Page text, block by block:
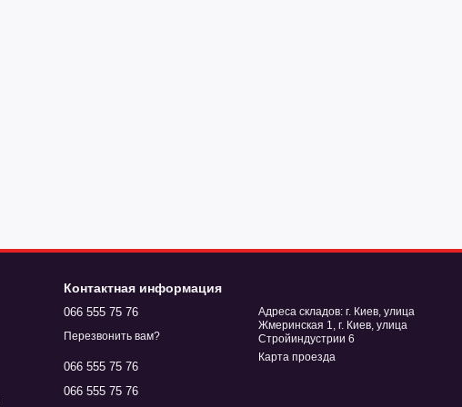
Контактная информация
066 555 75 76
Перезвонить вам?
066 555 75 76
066 555 75 76
Адреса складов: г. Киев, улица
Жмеринская 1, г. Киев, улица
Стройиндустрии 6
Карта проезда